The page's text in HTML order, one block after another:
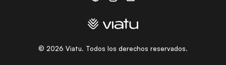
© 2026 Viatu. Todos los derechos reservados.